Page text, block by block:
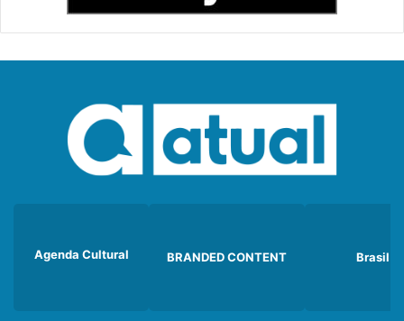
Agenda Cultural BRANDED CONTENT Brasil